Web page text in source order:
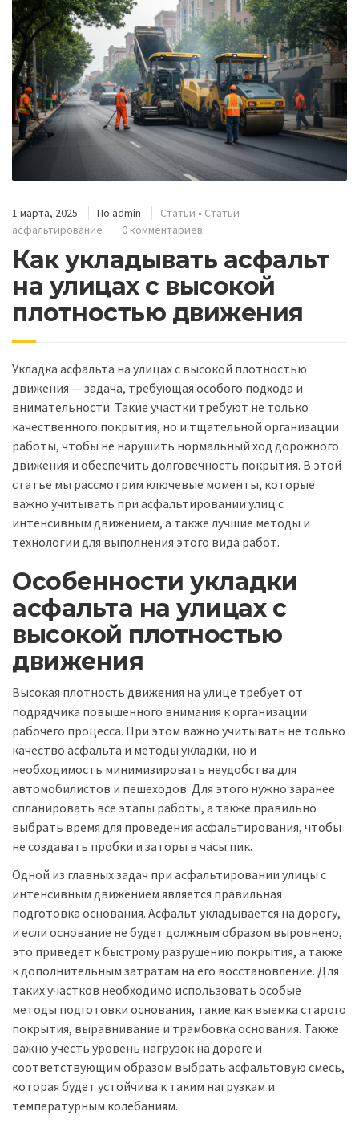
1 марта, 2025 По admin Статьи • Статьи
асфальтирование
0 комментариев
Как укладывать асфальт
на улицах с высокой
плотностью движения
Укладка асфальта на улицах с высокой плотностью
движения — задача, требующая особого подхода и
внимательности. Такие участки требуют не только
качественного покрытия, но и тщательной организации
работы, чтобы не нарушить нормальный ход дорожного
движения и обеспечить долговечность покрытия. В этой
статье мы рассмотрим ключевые моменты, которые
важно учитывать при асфальтировании улиц с
интенсивным движением, а также лучшие методы и
технологии для выполнения этого вида работ.
Особенности укладки
асфальта на улицах с
высокой плотностью
движения
Высокая плотность движения на улице требует от
подрядчика повышенного внимания к организации
рабочего процесса. При этом важно учитывать не только
качество асфальта и методы укладки, но и
необходимость минимизировать неудобства для
автомобилистов и пешеходов. Для этого нужно заранее
спланировать все этапы работы, а также правильно
выбрать время для проведения асфальтирования, чтобы
не создавать пробки и заторы в часы пик.
Одной из главных задач при асфальтировании улицы с
интенсивным движением является правильная
подготовка основания. Асфальт укладывается на дорогу,
и если основание не будет должным образом выровнено,
это приведет к быстрому разрушению покрытия, а также
к дополнительным затратам на его восстановление. Для
таких участков необходимо использовать особые
методы подготовки основания, такие как выемка старого
покрытия, выравнивание и трамбовка основания. Также
важно учесть уровень нагрузок на дороге и
соответствующим образом выбрать асфальтовую смесь,
которая будет устойчива к таким нагрузкам и
температурным колебаниям.